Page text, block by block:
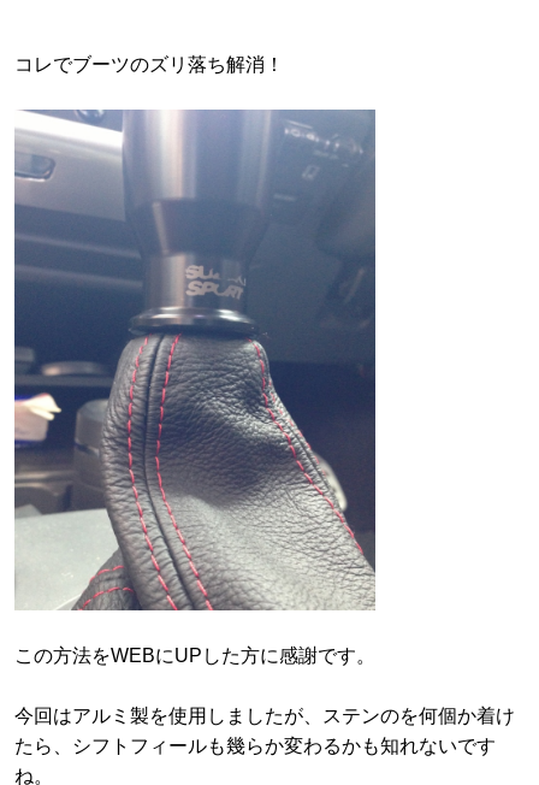
コレでブーツのズリ落ち解消！
この方法をWEBにUPした方に感謝です。
今回はアルミ製を使用しましたが、ステンのを何個か着け
たら、シフトフィールも幾らか変わるかも知れないです
ね。